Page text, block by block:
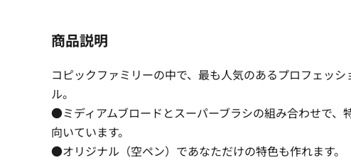
商品説明
コピックファミリーの中で、最も人気のあるプロフェッ
ル。
●ミディアムブロードとスーパーブラシの組み合わせで、
向いています。
●オリジナル（空ペン）であなただけの特色も作れます。